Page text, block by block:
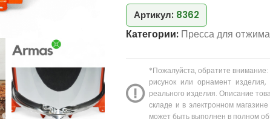
Артикул: 8362
Категории: Пресса для
*Пожалуйста, обратите
рисунок или орнамент
реального изделия. Описание
складе и в электронном
может быть выполнен в полном